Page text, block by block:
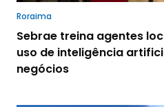
Roraima
Sebrae treina agentes
uso de inteligência
negócios